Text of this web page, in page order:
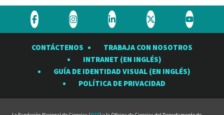
Visite
Observatorio
Visite
Observatorio
Rubin
en
Visite
Observatorio
Rubin
en
Visite
Observatorio
Rubin
en
Visite
Rubin
en
CONTÁCTENOS
TRABAJA CON NOSOTROS
INTRANET (EN INGLÉS)
GUÍA DE IDENTIDAD VISUAL (EN INGLÉS)
POLÍTICA DE PRIVACIDAD